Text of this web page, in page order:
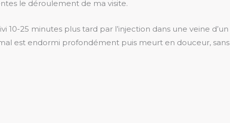
le déroulement de ma visite.
10-25 minutes plus tard par l’injection dans une veine d’un
est endormi profondément puis meurt en douceur, sans